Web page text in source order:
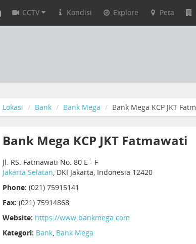
CCTV Kondisi Explore Peta
Lokasi Bank Bank Mega Bank Mega KCP JKT
Bank Mega KCP JKT Fatmawati
Jl. RS. Fatmawati No. 80 E - F
Jakarta Selatan, DKI Jakarta, Indonesia 12420
Phone: (021) 75915141
Fax: (021) 75914868
Website: https://www.bankmega.com
Kategori: Bank, Bank Mega